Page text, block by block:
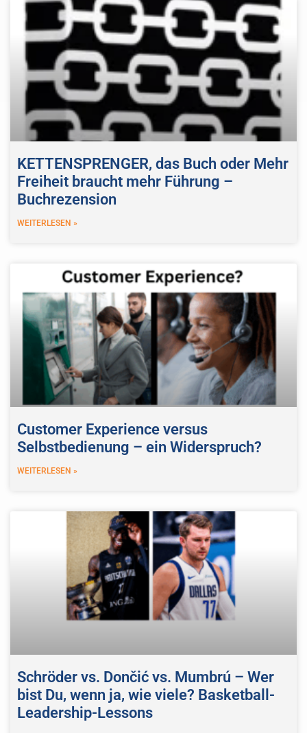
KETTENSPRENGER, das Buch oder Mehr
Freiheit braucht mehr Führung –
Buchrezension
WEITERLESEN »
Customer Experience versus
Selbstbedienung – ein Widerspruch?
WEITERLESEN »
Schröder vs. Dončić vs. Mumbrú – Wer
bist Du, wenn ja, wie viele? Basketball-
Leadership-Lessons